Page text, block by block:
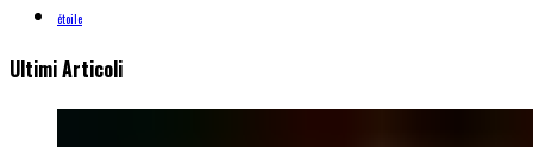
étoile
Ultimi Articoli